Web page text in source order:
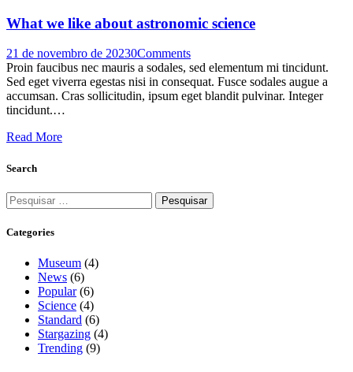
What we like about astronomic science
21 de novembro de 20230Comments
Proin faucibus nec mauris a sodales, sed elementum mi tincidunt.
Sed eget viverra egestas nisi in consequat. Fusce sodales augue a
accumsan. Cras sollicitudin, ipsum eget blandit pulvinar. Integer
tincidunt.…
Read More
Search
Pesquisar
por:
Categories
Museum (4)
News (6)
Popular(6)
Science (4)
Standard (6)
Stargazing (4)
Trending (9)